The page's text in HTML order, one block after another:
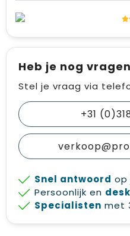
Heb je nog
Stel je vraag via
+31
Snel antwoord op
Persoonlijk en
Specialisten met